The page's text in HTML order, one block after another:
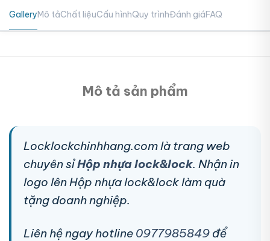
GalleryMô tảChất liệuCấu hìnhQuy trìnhĐánh giáFAQ
Mô tả sản phẩm
Locklockchinhhang.com là trang web
chuyên sỉHộp nhựa lock&lock. Nhận in
logo lên Hộp nhựa lock&lock làm quà
tặng doanh nghiệp.
Liên hệ ngay hotline 0977985849 để